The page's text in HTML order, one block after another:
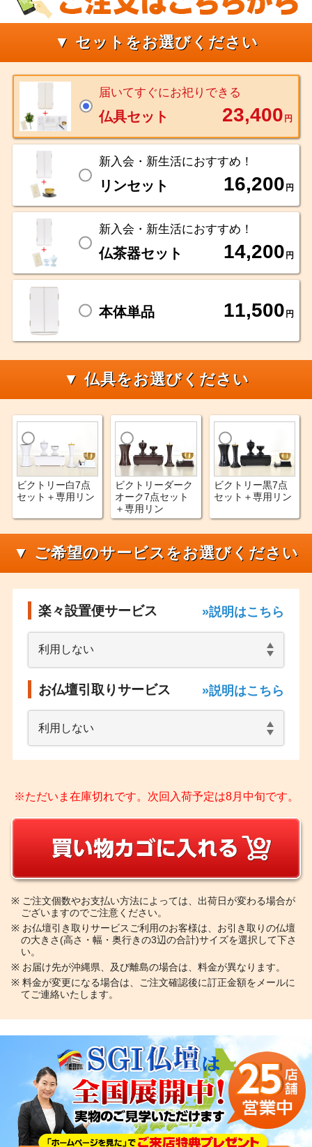
▼ セットをお選びください
届いてすぐにお祀りできる
仏具セット 23,400 円
新入会・新生活におすすめ！
リンセット 16,200 円
新入会・新生活におすすめ！
仏茶器セット 14,200 円
本体単品 11,500 円
▼ 仏具をお選びください
ビクトリー白7点
セット＋専用リン
ビクトリーダーク
オーク7点セット
＋専用リン
ビクトリー黒7点
セット＋専用リン
▼ ご希望のサービスをお選びください
楽々設置便サービス »説明はこちら
お仏壇引取りサービス »説明はこちら
※ただいま在庫切れです。次回入荷予定は8月中旬です。
※ご注文個数やお支払い方法によっては、出荷日が変わる場合が
ございますのでご注意ください。
※お仏壇引き取りサービスご利用のお客様は、お引き取りの仏壇
の大きさ(高さ・幅・奥行きの3辺の合計)サイズを選択して下さ
い。
※お届け先が沖縄県、及び離島の場合は、料金が異なります。
※料金が変更になる場合は、ご注文確認後に訂正金額をメールに
てご連絡いたします。